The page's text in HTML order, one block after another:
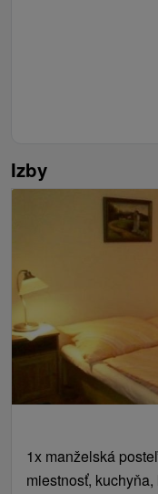
Izby
1x manželská
miestnosť,